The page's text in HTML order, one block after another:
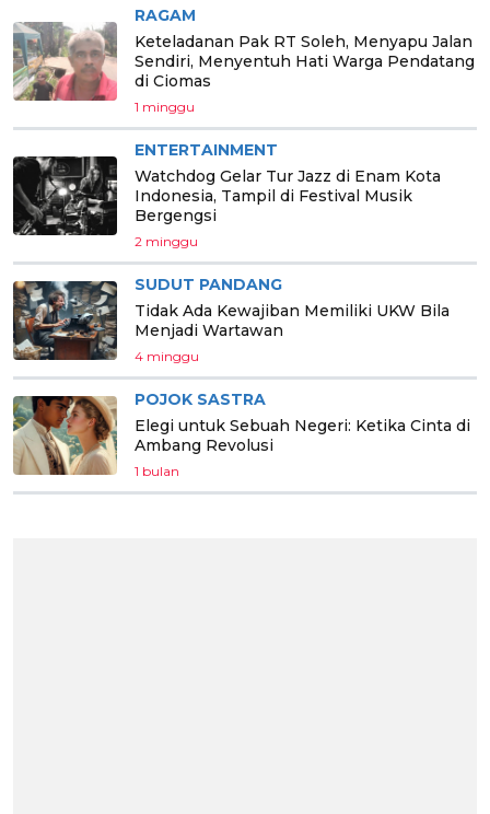
RAGAM
Keteladanan Pak RT Soleh, Menyapu Jalan
Sendiri, Menyentuh Hati Warga Pendatang
di Ciomas
1 minggu
ENTERTAINMENT
Watchdog Gelar Tur Jazz di Enam Kota
Indonesia, Tampil di Festival Musik
Bergengsi
2 minggu
SUDUT PANDANG
Tidak Ada Kewajiban Memiliki UKW Bila
Menjadi Wartawan
4 minggu
POJOK SASTRA
Elegi untuk Sebuah Negeri: Ketika Cinta di
Ambang Revolusi
1 bulan